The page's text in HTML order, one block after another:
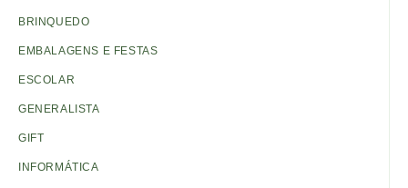
BRINQUEDO
EMBALAGENS E FESTAS
ESCOLAR
GENERALISTA
GIFT
INFORMÁTICA